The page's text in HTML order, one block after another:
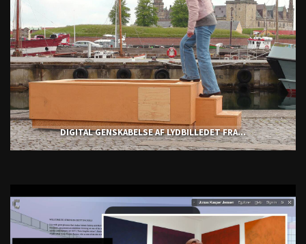
DIGITAL GENSKABELSE AF LYDBILLEDET FRA...